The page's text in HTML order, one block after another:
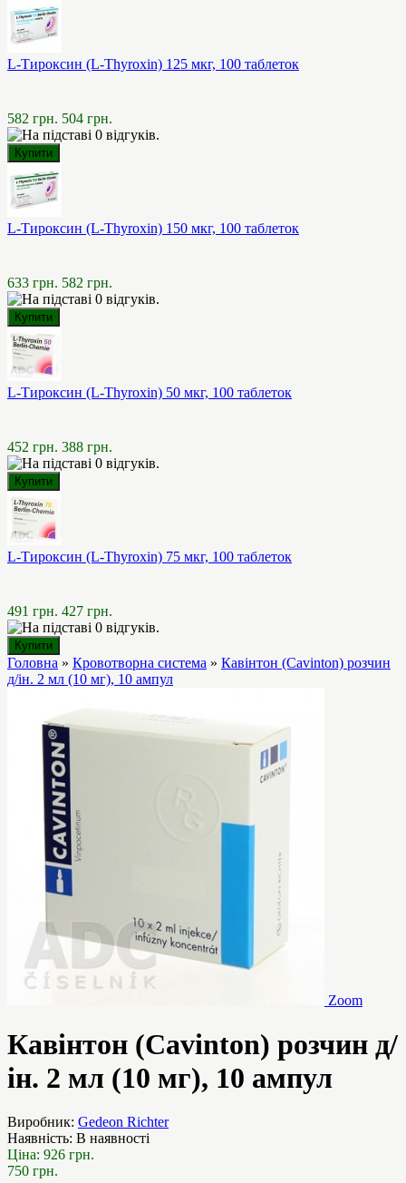
L-Тироксин (L-Thyroxin) 125 мкг, 100 таблеток
582 грн. 504 грн.
L-Тироксин (L-Thyroxin) 150 мкг, 100 таблеток
633 грн. 582 грн.
L-Тироксин (L-Thyroxin) 50 мкг, 100 таблеток
452 грн. 388 грн.
L-Тироксин (L-Thyroxin) 75 мкг, 100 таблеток
491 грн. 427 грн.
Головна » Кровотворна система » Кавінтон (Cavinton) розчин
д/ін. 2 мл (10 мг), 10 ампул
Zoom
Кавінтон (Cavinton) розчин д/
ін. 2 мл (10 мг), 10 ампул
Виробник: Gedeon Richter
Наявність: В наявності
Ціна: 926 грн.
750 грн.